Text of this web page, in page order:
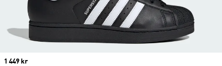
Price
1 449 kr